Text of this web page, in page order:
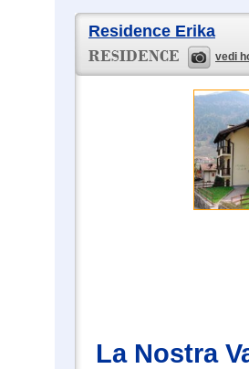
Residence Erika
vedi
La Nostra